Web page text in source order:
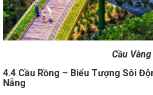
Cầu Vàng
4.4 Cầu Rồng – Biểu Tượng Sôi
Nẵng